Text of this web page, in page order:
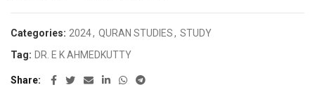
Categories: 2024, QURAN STUDIES, STUDY
Tag: DR. E K AHMEDKUTTY
Share